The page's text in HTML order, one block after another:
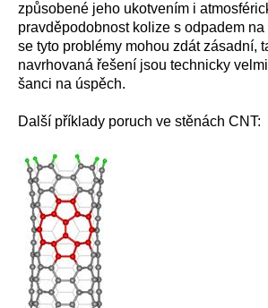
způsobené jeho ukotvením i
pravděpodobnost kolize s odpadem
se tyto problémy mohou zdát zásadní,
navrhovaná řešení jsou technicky
šanci na úspěch.
Další příklady poruch ve stěnách CNT: